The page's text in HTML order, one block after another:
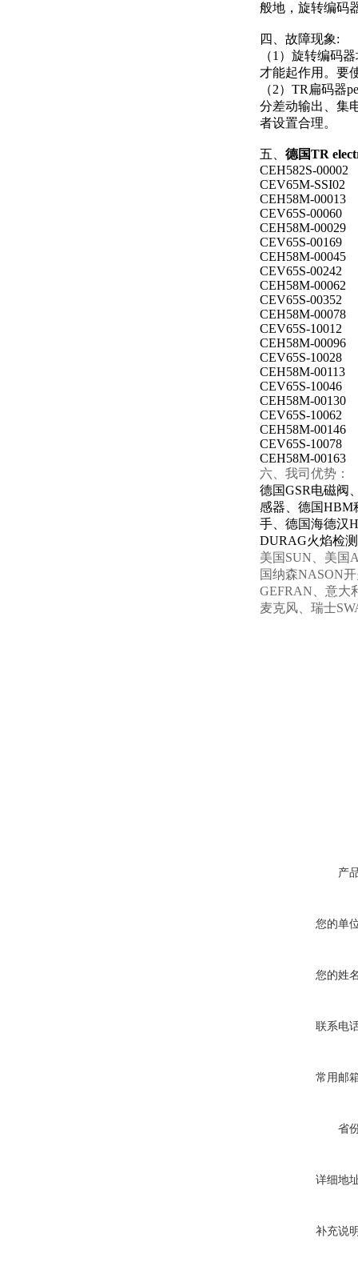
般地，旋转编码
四、故障现象:
（1）旋转编码
才能起作用。要
（2）TR扁码器
分差动输出、集
者设置合理。
五、 德国TR
CEH582S-00002
CEV65M-SSI02
CEH58M-00013
CEV65S-00060
CEH58M-00029
CEV65S-00169
CEH58M-00045
CEV65S-00242
CEH58M-00062
CEV65S-00352
CEH58M-00078
CEV65S-10012
CEH58M-00096
CEV65S-10028
CEH58M-00113
CEV65S-10046
CEH58M-00130
CEV65S-10062
CEH58M-00146
CEV65S-10078
CEH58M-00163
六、我司优势：
德国GSR电磁阀
感器、德国HBM
手、德国海德汉
DURAG火焰检
美国SUN、美国
国纳森NASON
GEFRAN、意大
麦克风、瑞士
产
您的单
您的姓
联系电
常用邮
省
详细地
补充说